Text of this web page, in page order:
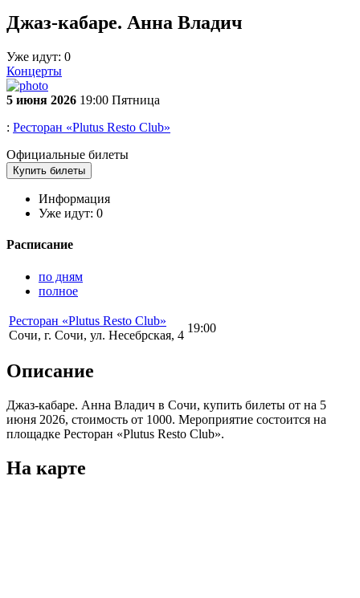
Джаз-кабаре. Анна Владич
Уже идут: 0
Концерты
5 июня 2026 19:00 Пятница
: Ресторан «Plutus Resto Club»
Официальные билеты
Купить билеты
Информация
Уже идут: 0
Расписание
по дням
полное
Ресторан «Plutus Resto Club»
Сочи, г. Сочи, ул. Несебрская, 4
19:00
Описание
Джаз-кабаре. Анна Владич в Сочи, купить билеты от на 5
июня 2026, стоимость от 1000. Мероприятие состоится на
площадке Ресторан «Plutus Resto Club».
На карте